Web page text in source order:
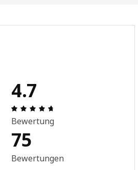
4.7
Bewertung
75
Bewertungen